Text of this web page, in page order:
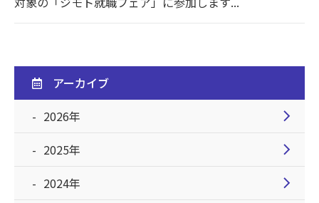
アーカイブ
2026年
chevron_right
2025年 chevron_right
2024年 chevron_right